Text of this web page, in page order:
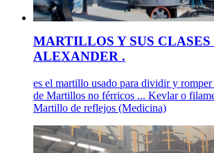
MARTILLOS Y SUS CLASES
ALEXANDER .
es el martillo usado para dividir y
de Martillos no férricos ... Kevlar o
Martillo de reflejos (Medicina)